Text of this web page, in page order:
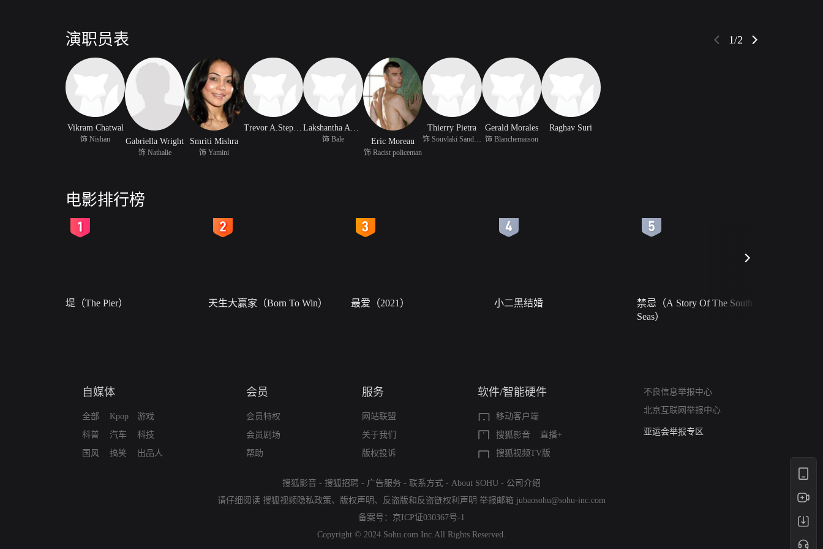
演职员表 1/2
Vikram Chatwal
饰 Nishan Gabriella Wright
饰 Nathalie
Smriti Mishra
饰 Yamini
Trevor A.Stephens Lakshantha Abenayake
饰 Bale Eric Moreau
饰 Racist policeman
Thierry Pietra
饰 Souvlaki Sandwich Ve
Gerald Morales
饰 Blanchemaison
Raghav Suri
电影排行榜
堤（The Pier） 天生大赢家（Born To Win） 最爱（2021） 小二黑结婚
禁忌（A Story Of The South
Seas）
自媒体
全部
科普
国风
Kpop
汽车
搞笑
游戏
科技
出品人
会员
会员特权
会员剧场
帮助
服务
网站联盟
关于我们
版权投诉
软件/智能硬件
移动客户端
搜狐影音
直播+
搜狐视频TV版
不良信息举报中心
北京互联网举报中心
算法推荐专项举报
亚运会举报专区
搜狐影音 - 搜狐招聘 - 广告服务 - 联系方式 - About SOHU - 公司介绍
请仔细阅读 搜狐视频隐私政策、 版权声明 、 反盗版和反盗链权利声明 举报邮箱 jubaosohu@sohu-inc.com
备案号： 京ICP证030367号-1
Copyright © 2024 Sohu.com Inc.All Rights Reserved.